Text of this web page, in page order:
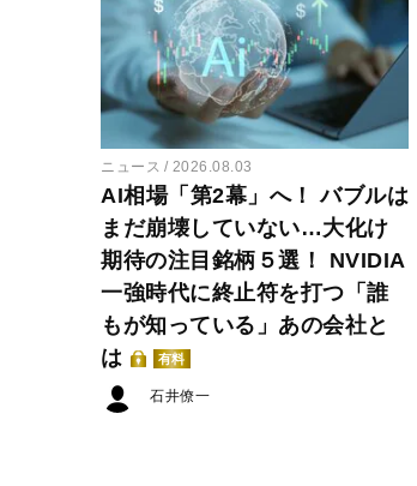
ニュース 2026.08.03
AI相場「第2幕」へ！ バブルは
まだ崩壊していない…大化け
期待の注目銘柄５選！ NVIDIA
一強時代に終止符を打つ「誰
もが知っている」あの会社と
は
有料
石井僚一